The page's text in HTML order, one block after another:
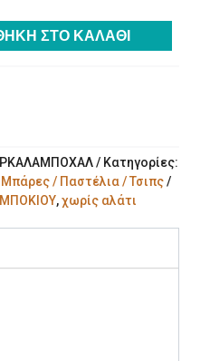
ΣΤΟ ΚΑΛΆΘΙ
Κατηγορίες:
/ Παστέλια / Τσιπς
,χωρίς αλάτι